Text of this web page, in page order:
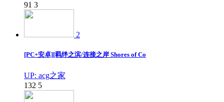
91 3
2
[PC+安卓][羁绊之滨/连接之岸 Shores of Co
UP: acg之家
132 5